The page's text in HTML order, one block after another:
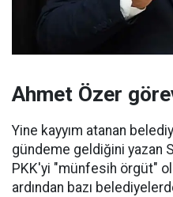
Ahmet Özer
Yine kayyım atanan
gündeme geldiğini yazan
PKK'yi "münfesih örgüt"
ardından bazı